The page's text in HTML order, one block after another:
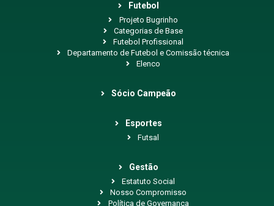
Futebol
Projeto Bugrinho
Categorias de Base
Futebol Profissional
Departamento de Futebol e Comissão técnica
Elenco
Sócio Campeão
Esportes
Futsal
Gestão
Estatuto Social
Nosso Compromisso
Política de Governança